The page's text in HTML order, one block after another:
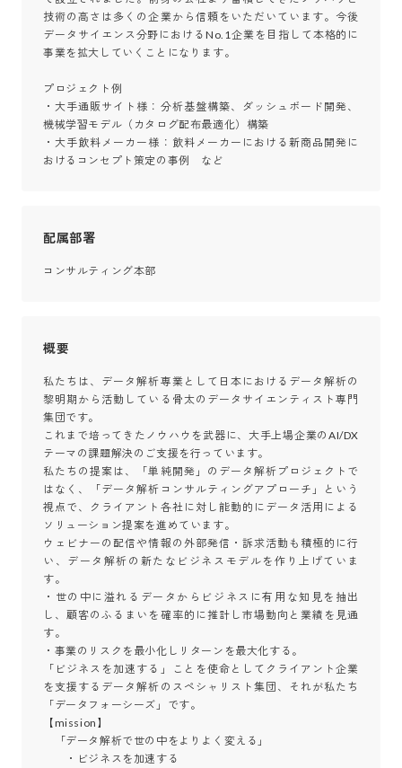
技術の高さは多くの企業から信頼をいただいています。今後
データサイエンス分野におけるNo.1企業を目指して本格的に
事業を拡大していくことになります。
プロジェクト例
・大手通販サイト様：分析基盤構築、ダッシュボード開発、
機械学習モデル（カタログ配布最適化）構築
・大手飲料メーカー様：飲料メーカーにおける新商品開発に
おけるコンセプト策定の事例　など
配属部署
コンサルティング本部
概要
私たちは、データ解析専業として日本におけるデータ解析の
黎明期から活動している骨太のデータサイエンティスト専門
集団です。
これまで培ってきたノウハウを武器に、大手上場企業のAI/DX
テーマの課題解決のご支援を行っています。
私たちの提案は、「単純開発」のデータ解析プロジェクトで
はなく、「データ解析コンサルティングアプローチ」という
視点で、クライアント各社に対し能動的にデータ活用による
ソリューション提案を進めています。
ウェビナーの配信や情報の外部発信・訴求活動も積極的に行
い、データ解析の新たなビジネスモデルを作り上げていま
す。
・世の中に溢れるデータからビジネスに有用な知見を抽出
し、顧客のふるまいを確率的に推計し市場動向と業績を見通
す。
・事業のリスクを最小化しリターンを最大化する。
「ビジネスを加速する」ことを使命としてクライアント企業
を支援するデータ解析のスペシャリスト集団、それが私たち
「データフォーシーズ」です。
【mission】
「データ解析で世の中をよりよく変える」
・ビジネスを加速する